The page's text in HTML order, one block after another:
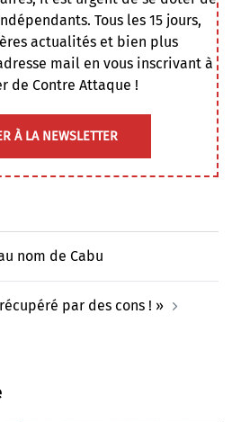
Tous les 15 jours,
actualités et bien plus
mail en vous inscrivant à
de Contre Attaque !
À LA NEWSLETTER
nom de Cabu
par des cons ! »